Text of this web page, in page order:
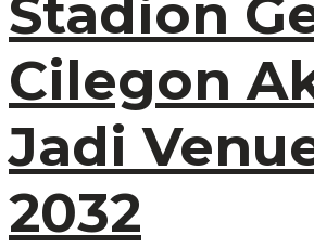
Stadion
Cilegon
Jadi
2032